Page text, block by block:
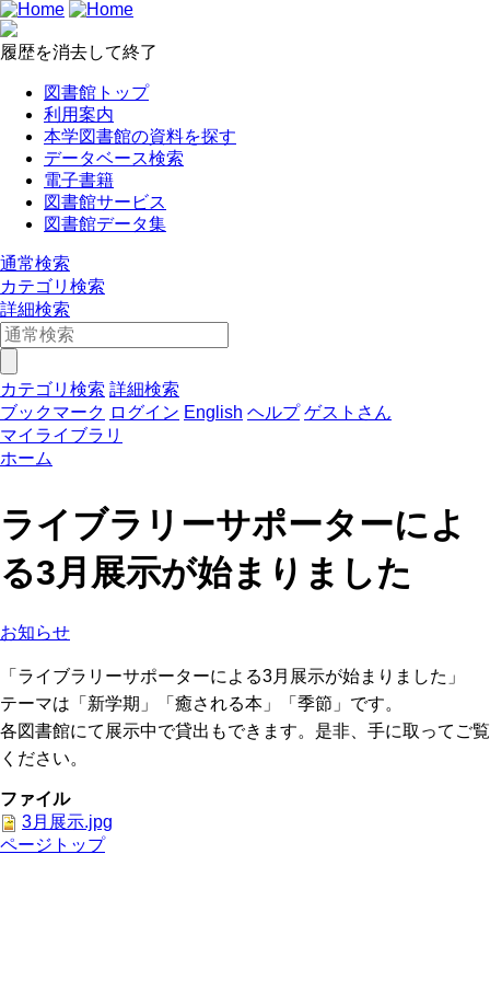
履歴を消去して終了
図書館トップ
利用案内
本学図書館の資料を探す
データベース検索
電子書籍
図書館サービス
図書館データ集
通常検索
カテゴリ検索
詳細検索
カテゴリ検索 詳細検索
ブックマーク ログイン English ヘルプ ゲストさん
マイライブラリ
ホーム
ライブラリーサポーターによ
る3月展示が始まりました
お知らせ
「ライブラリーサポーターによる3月展示が始まりました」
テーマは「新学期」「癒される本」「季節」です。
各図書館にて展示中で貸出もできます。是非、手に取ってご覧
ください。
ファイル
3月展示.jpg
ページトップ